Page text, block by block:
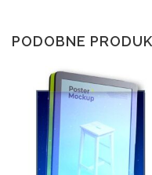
PODOBNE